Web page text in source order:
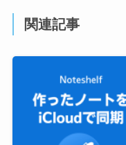
関連記事